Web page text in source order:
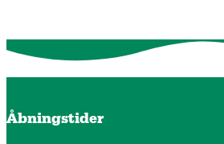
Åbningstider